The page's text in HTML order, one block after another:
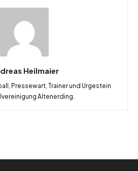
Heilmaier
Pressewart, Trainer und Urgestein
Altenerding.